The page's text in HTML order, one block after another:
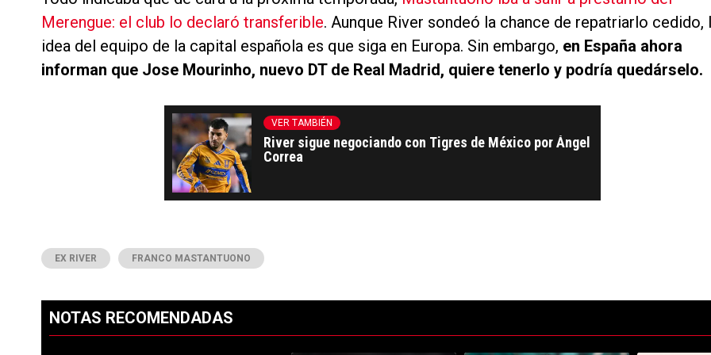
Merengue: el club lo declaró transferible. Aunque River sondeó la chance de repatriarlo cedido,
idea del equipo de la capital española es que siga en Europa. Sin embargo, en España ahora
informan que Jose Mourinho, nuevo DT de Real Madrid, quiere tenerlo y podría quedárselo.
VER TAMBIÉN
River sigue negociando con Tigres de México por Ángel
Correa
EX RIVER FRANCO MASTANTUONO
NOTAS RECOMENDADAS